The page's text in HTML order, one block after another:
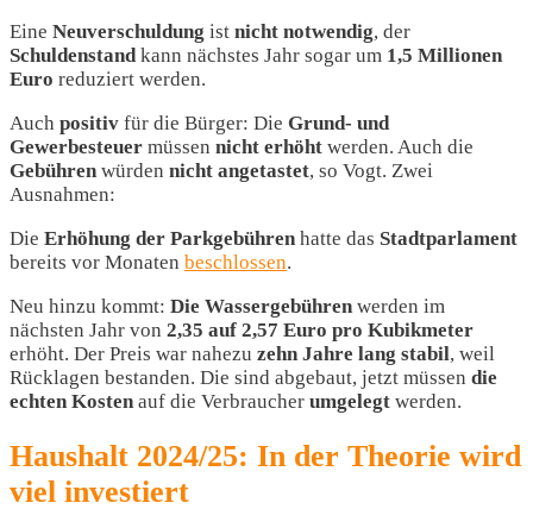
Eine Neuverschuldung ist nicht notwendig, der
Schuldenstandkann nächstes Jahr sogar um 1,5 Millionen
Euro reduziert werden.
Auch positiv für die Bürger: Die Grund- und
Gewerbesteuer müssen nicht erhöht werden. Auch die
Gebühren würden nicht angetastet, so Vogt. Zwei
Ausnahmen:
Die Erhöhung der Parkgebühren hatte das Stadtparlament
bereits vor Monaten beschlossen.
Neu hinzu kommt: Die Wassergebühren werden im
nächsten Jahr von 2,35 auf 2,57 Euro pro Kubikmeter
erhöht. Der Preis war nahezu zehn Jahre lang stabil, weil
Rücklagen bestanden. Die sind abgebaut, jetzt müssen die
echten Kosten auf die Verbraucher umgelegt werden.
Haushalt 2024/25: In der Theorie wird
viel investiert